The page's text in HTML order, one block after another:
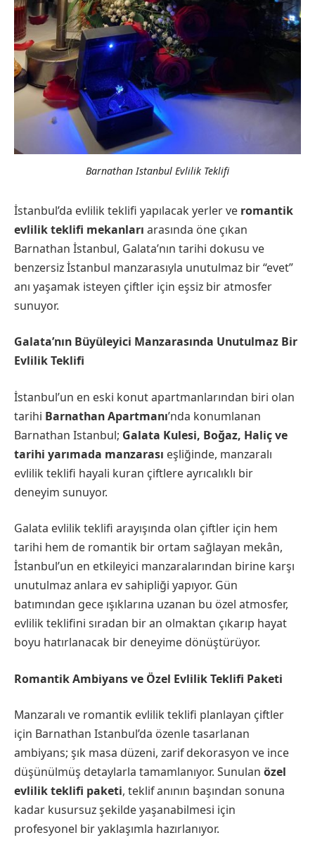
Barnathan Istanbul Evlilik Teklifi
İstanbul’da evlilik teklifi yapılacak yerler ve romantik
evlilik teklifi mekanları arasında öne çıkan
Barnathan İstanbul, Galata’nın tarihi dokusu ve
benzersiz İstanbul manzarasıyla unutulmaz bir “evet”
anı yaşamak isteyen çiftler için eşsiz bir atmosfer
sunuyor.
Galata’nın Büyüleyici Manzarasında Unutulmaz Bir
Evlilik Teklifi
İstanbul’un en eski konut apartmanlarından biri olan
tarihi Barnathan Apartmanı’nda konumlanan
Barnathan Istanbul; Galata Kulesi, Boğaz, Haliç ve
tarihi yarımada manzarası eşliğinde, manzaralı
evlilik teklifi hayali kuran çiftlere ayrıcalıklı bir
deneyim sunuyor.
Galata evlilik teklifi arayışında olan çiftler için hem
tarihi hem de romantik bir ortam sağlayan mekân,
İstanbul’un en etkileyici manzaralarından birine karşı
unutulmaz anlara ev sahipliği yapıyor. Gün
batımından gece ışıklarına uzanan bu özel atmosfer,
evlilik teklifini sıradan bir an olmaktan çıkarıp hayat
boyu hatırlanacak bir deneyime dönüştürüyor.
Romantik Ambiyans ve Özel Evlilik Teklifi Paketi
Manzaralı ve romantik evlilik teklifi planlayan çiftler
için Barnathan Istanbul’da özenle tasarlanan
ambiyans; şık masa düzeni, zarif dekorasyon ve ince
düşünülmüş detaylarla tamamlanıyor. Sunulan özel
evlilik teklifi paketi, teklif anının başından sonuna
kadar kusursuz şekilde yaşanabilmesi için
profesyonel bir yaklaşımla hazırlanıyor.